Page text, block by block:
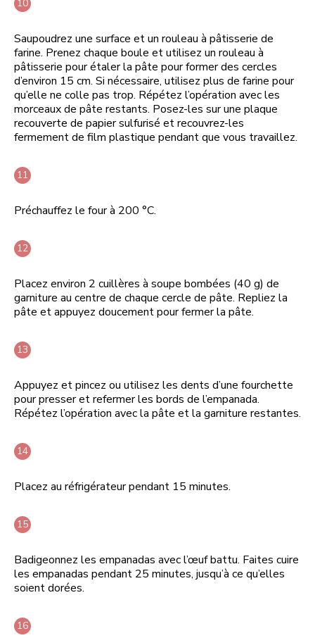
Saupoudrez une surface et un rouleau à pâtisserie de
farine. Prenez chaque boule et utilisez un rouleau à
pâtisserie pour étaler la pâte pour former des cercles
d’environ 15 cm. Si nécessaire, utilisez plus de farine pour
qu’elle ne colle pas trop. Répétez l’opération avec les
morceaux de pâte restants. Posez-les sur une plaque
recouverte de papier sulfurisé et recouvrez-les
fermement de film plastique pendant que vous travaillez.
Préchauffez le four à 200 °C.
Placez environ 2 cuillères à soupe bombées (40 g) de
garniture au centre de chaque cercle de pâte. Repliez la
pâte et appuyez doucement pour fermer la pâte.
Appuyez et pincez ou utilisez les dents d’une fourchette
pour presser et refermer les bords de l’empanada.
Répétez l’opération avec la pâte et la garniture restantes.
Placez au réfrigérateur pendant 15 minutes.
Badigeonnez les empanadas avec l’œuf battu. Faites cuire
les empanadas pendant 25 minutes, jusqu’à ce qu’elles
soient dorées.